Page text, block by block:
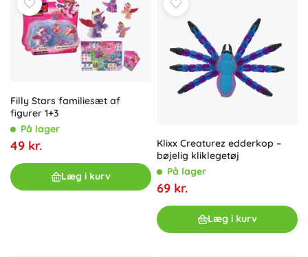
Filly Stars familiesæt af
figurer 1+3
På lager
49 kr.
Læg i kurv
Klixx Creaturez edderkop –
bøjelig kliklegetøj
På lager
69 kr.
Læg i kurv